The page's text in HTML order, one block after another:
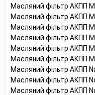
Масляний фільтр АКПП
Масляний фільтр АКПП
Масляний фільтр АКПП
Масляний фільтр АКПП
Масляний фільтр АКПП
Масляний фільтр АКПП
Масляний фільтр АКПП
Масляний фільтр АКПП
Масляний фільтр АКПП